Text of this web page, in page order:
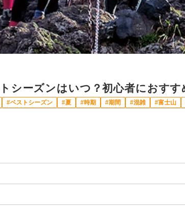
シーズンはいつ？初心者におす
ベストシーズン 夏 時期 期間 混雑 富士山